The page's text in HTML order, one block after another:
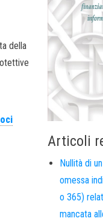
della
Articoli
Nullità di
omessa
o 365)
mancata